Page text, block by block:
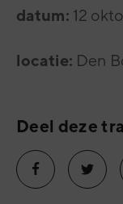
datum: 12
locatie: Den
Deel deze